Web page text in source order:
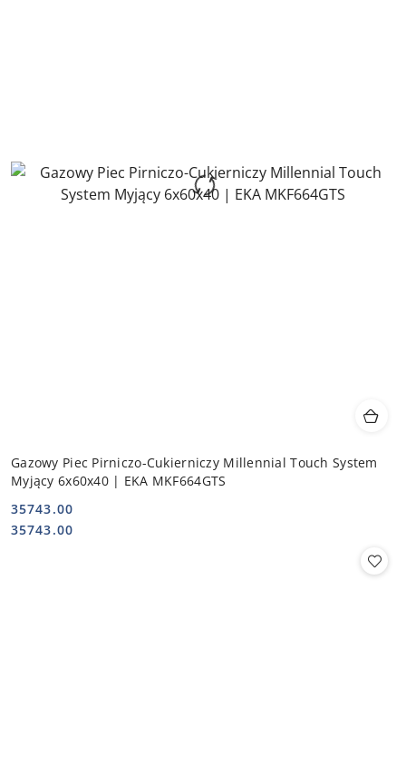
Gazowy Piec Pirniczo-Cukierniczy Millennial Touch System
Myjący 6x60x40 | EKA MKF664GTS
Cena:
35743.00
Cena:
35743.00